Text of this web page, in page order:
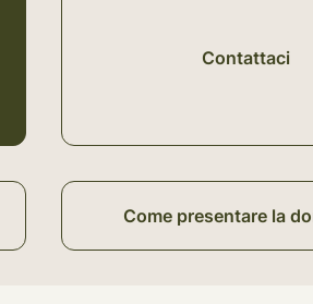
Contattaci
Come presentare la